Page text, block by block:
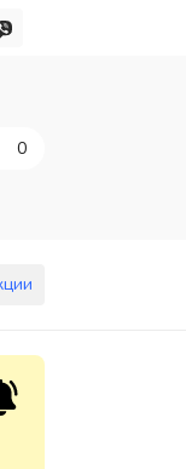
0